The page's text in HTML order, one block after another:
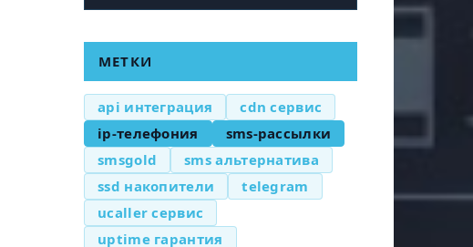
МЕТКИ
api интеграция
cdn сервис
ip-телефония
sms-рассылки
smsgold
sms альтернатива
ssd накопители
telegram
ucaller сервис
uptime гарантия